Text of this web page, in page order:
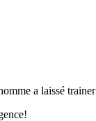
a laissé